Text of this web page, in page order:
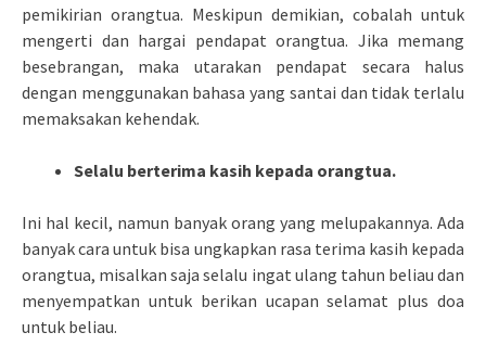
pemikirian orangtua. Meskipun demikian, cobalah untuk
mengerti dan hargai pendapat orangtua. Jika memang
besebrangan, maka utarakan pendapat secara halus
dengan menggunakan bahasa yang santai dan tidak terlalu
memaksakan kehendak.
Selalu berterima kasih kepada orangtua.
Ini hal kecil, namun banyak orang yang melupakannya. Ada
banyak cara untuk bisa ungkapkan rasa terima kasih kepada
orangtua, misalkan saja selalu ingat ulang tahun beliau dan
menyempatkan untuk berikan ucapan selamat plus doa
untuk beliau.